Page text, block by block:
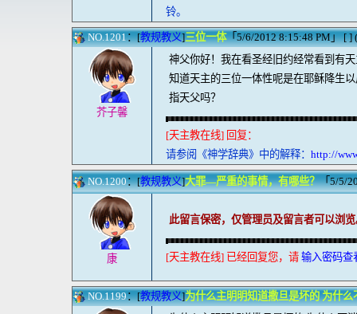
铃。
NO.1201：[教规教义]三位一体「5/6/2012 8:15:48 PM」 [ ] (
芥子馨
神父你好！我在看圣经旧约经常看到有
知道天主的三位一体性呢是在耶稣降生
指天父吗？
[天主教在线] 回复：
请参阅《神学辞典》中的解释： http://
NO.1200：[教规教义]大罪—严重的事情，有哪些？「5/5/
康
此留言保密，仅管理员及留言者可以浏览
[天主教在线] 已经回复您，请 输入密码查
NO.1199：[教规教义]为什么主明明知道撒旦是坏的 为什么